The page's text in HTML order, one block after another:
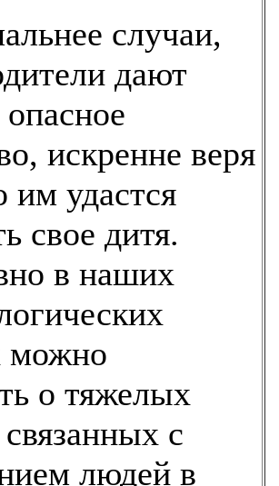
случаи,
дают
искренне веря
им удастся
свое дитя.
в наших
можно
о тяжелых
с
людей в